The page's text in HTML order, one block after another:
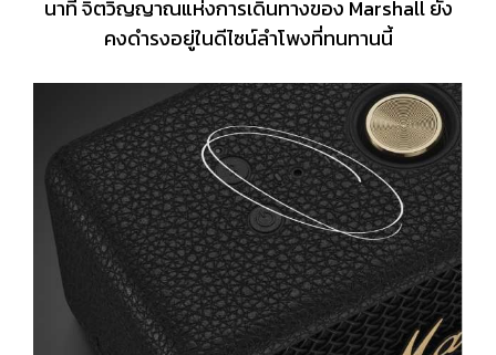
นาที จิตวิญญาณแห่งการเดินทางของ Marshall ยัง
คงดำรงอยู่ในดีไซน์ลำโพงที่ทนทานนี้